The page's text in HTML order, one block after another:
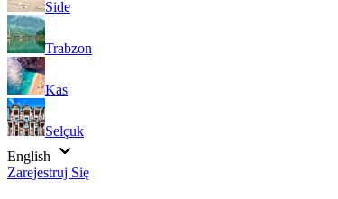
Side
Trabzon
Kas
Selçuk
English
Zarejestruj Się